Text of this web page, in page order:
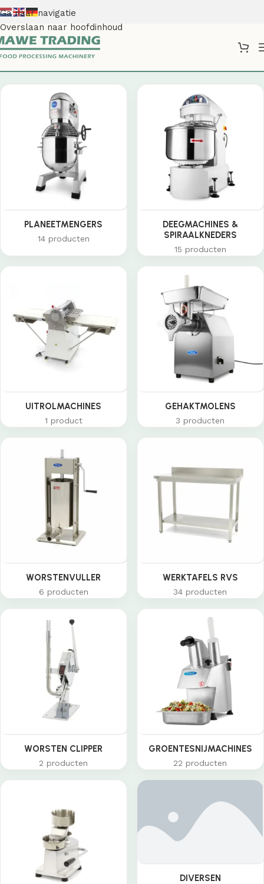
Ga naar navigatie
Overslaan naar hoofdinhoud
PLANEETMENGERS
14 producten
DEEGMACHINES &
SPIRAALKNEDERS
15 producten
UITROLMACHINES
1 product
GEHAKTMOLENS
3 producten
WORSTENVULLER
6 producten
WERKTAFELS RVS
34 producten
WORSTEN CLIPPER
2 producten
GROENTESNIJMACHINES
22 producten
DIVERSEN